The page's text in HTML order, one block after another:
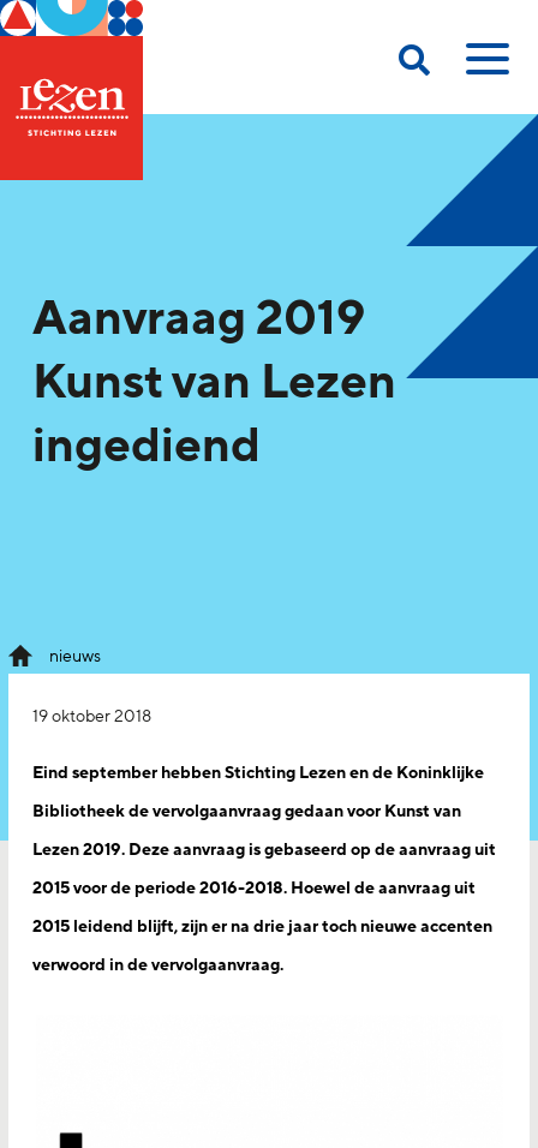
Aanvraag 2019
Kunst van Lezen
ingediend
nieuws
19 oktober 2018
Eind september hebben Stichting Lezen en de Koninklijke
Bibliotheek de vervolgaanvraag gedaan voor Kunst van
Lezen 2019. Deze aanvraag is gebaseerd op de aanvraag uit
2015 voor de periode 2016-2018. Hoewel de aanvraag uit
2015 leidend blijft, zijn er na drie jaar toch nieuwe accenten
verwoord in de vervolgaanvraag.